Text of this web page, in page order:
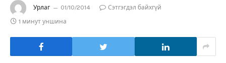
Урлаг 01/10/2014
Сэтгэгдэл байхгүй
1 минут уншина